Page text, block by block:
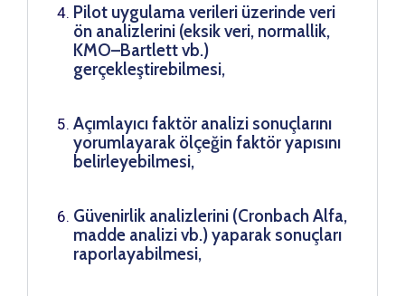
Pilot uygulama verileri üzerinde veri
ön analizlerini (eksik veri, normallik,
KMO–Bartlett vb.)
gerçekleştirebilmesi,
Açımlayıcı faktör analizi sonuçlarını
yorumlayarak ölçeğin faktör yapısını
belirleyebilmesi,
Güvenirlik analizlerini (Cronbach Alfa,
madde analizi vb.) yaparak sonuçları
raporlayabilmesi,